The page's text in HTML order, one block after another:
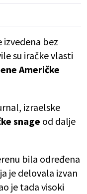
izvedena bez
su iračke vlasti
Američke
izraelske
snage od dalje
bila određena
je delovala izvan
je tada visoki